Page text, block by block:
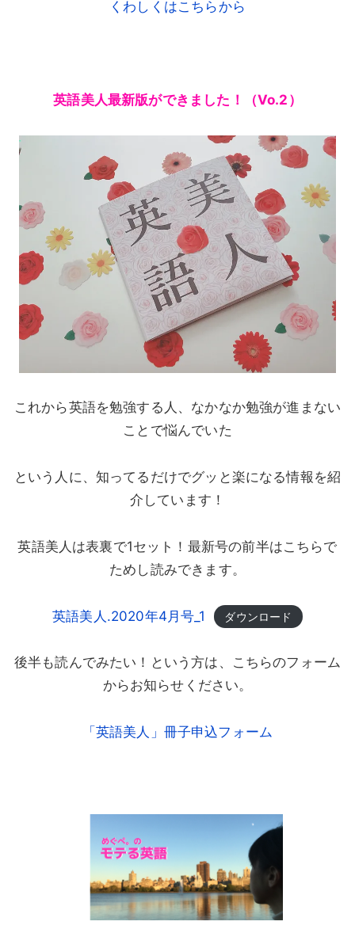
くわしくはこちらから
英語美人最新版ができました！（Vo.2）
これから英語を勉強する人、なかなか勉強が進まない
ことで悩んでいた
という人に、知ってるだけでグッと楽になる情報を紹
介しています！
英語美人は表裏で1セット！最新号の前半はこちらで
ためし読みできます。
英語美人.2020年4月号_1 ダウンロード
後半も読んでみたい！という方は、こちらのフォーム
からお知らせください。
「英語美人」冊子申込フォーム